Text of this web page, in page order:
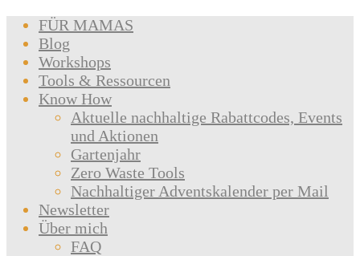
FÜR MAMAS
Blog
Workshops
Tools & Ressourcen
Know How
Aktuelle nachhaltige Rabattcodes, Events
und Aktionen
Gartenjahr
Zero Waste Tools
Nachhaltiger Adventskalender per Mail
Newsletter
Über mich
FAQ